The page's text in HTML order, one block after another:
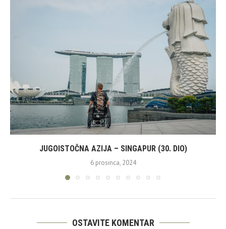
JUGOISTOČNA AZIJA – SINGAPUR (30. DIO)
6 prosinca, 2024
OSTAVITE KOMENTAR